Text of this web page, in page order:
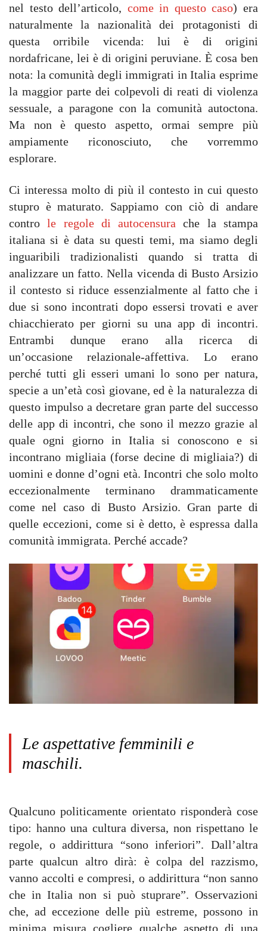
nel testo dell’articolo, come in questo caso) era
naturalmente la nazionalità dei protagonisti di
questa orribile vicenda: lui è di origini
nordafricane, lei è di origini peruviane. È cosa ben
nota: la comunità degli immigrati in Italia esprime
la maggior parte dei colpevoli di reati di violenza
sessuale, a paragone con la comunità autoctona.
Ma non è questo aspetto, ormai sempre più
ampiamente riconosciuto, che vorremmo
esplorare.
Ci interessa molto di più il contesto in cui questo
stupro è maturato. Sappiamo con ciò di andare
controle regole di autocensura che la stampa
italiana si è data su questi temi, ma siamo degli
inguaribili tradizionalisti quando si tratta di
analizzare un fatto. Nella vicenda di Busto Arsizio
il contesto si riduce essenzialmente al fatto che i
due si sono incontrati dopo essersi trovati e aver
chiacchierato per giorni su una app di incontri.
Entrambi dunque erano alla ricerca di
un’occasione relazionale-affettiva. Lo erano
perché tutti gli esseri umani lo sono per natura,
specie a un’età così giovane, ed è la naturalezza di
questo impulso a decretare gran parte del successo
delle app di incontri, che sono il mezzo grazie al
quale ogni giorno in Italia si conoscono e si
incontrano migliaia (forse decine di migliaia?) di
uomini e donne d’ogni età. Incontri che solo molto
eccezionalmente terminano drammaticamente
come nel caso di Busto Arsizio. Gran parte di
quelle eccezioni, come si è detto, è espressa dalla
comunità immigrata. Perché accade?
Le aspettative femminili e
maschili.
Qualcuno politicamente orientato risponderà cose
tipo: hanno una cultura diversa, non rispettano le
regole, o addirittura “sono inferiori”. Dall’altra
parte qualcun altro dirà: è colpa del razzismo,
vanno accolti e compresi, o addirittura “non sanno
che in Italia non si può stuprare”. Osservazioni
che, ad eccezione delle più estreme, possono in
minima misura cogliere qualche aspetto di una